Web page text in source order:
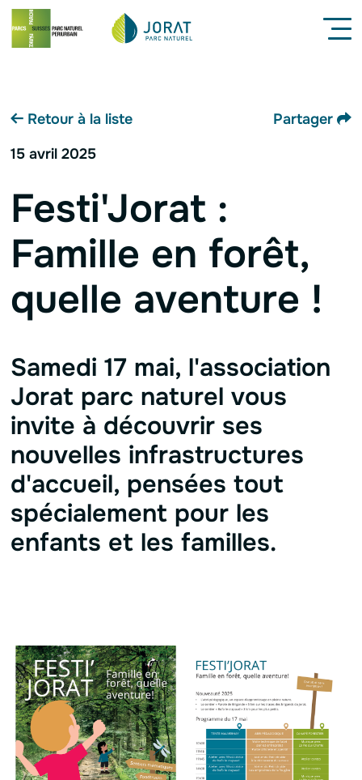
Navigation interne
Menu
Contenu
Pied de page
Retour à la liste
Partager
15 avril 2025
Festi'Jorat :
Famille en forêt,
quelle aventure !
Samedi 17 mai, l'association
Jorat parc naturel vous
invite à découvrir ses
nouvelles infrastructures
d'accueil, pensées tout
spécialement pour les
enfants et les familles.